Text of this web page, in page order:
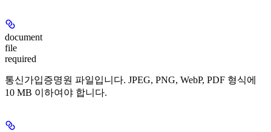
document
file
required
통신가입증명원 파일입니다. JPEG, PNG, WebP, PDF 형식에
10 MB 이하여야 합니다.